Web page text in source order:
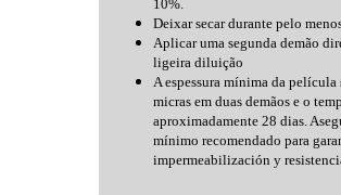
10%.
Deixar secar durante pelo
Aplicar uma segunda demão
ligeira diluição
A espessura mínima da película
micras em duas demãos e o
aproximadamente 28 dias.
mínimo recomendado para
impermeabilización y